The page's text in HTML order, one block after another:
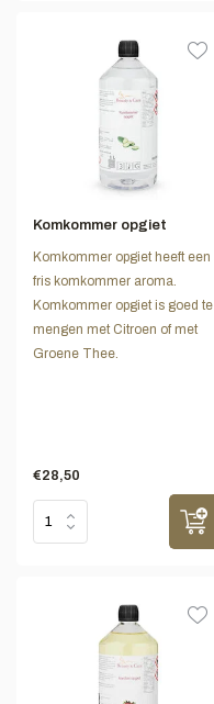
Komkommer opgiet
Komkommer opgiet heeft een
fris komkommer aroma.
Komkommer opgiet is goed te
mengen met Citroen of met
Groene Thee.
€28,50